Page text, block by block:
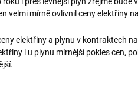
velmi mírně ovlivnil ceny elektřiny
elektřiny a plynu v kontraktech
i u plynu mírnější pokles cen,